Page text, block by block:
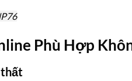
Phù Hợp
thất